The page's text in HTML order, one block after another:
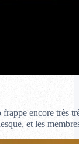
encore très
et les